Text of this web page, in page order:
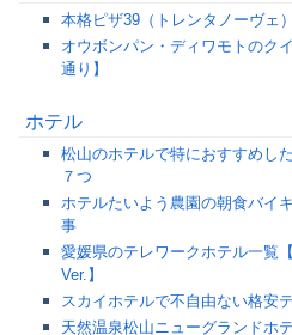
本格ピザ39（トレンタノーヴェ
オウボンパン・ディワモトのク
通り】
ホテル
松山のホテルで特におすすめし
７つ
ホテルたいよう農園の朝食バイ
事
愛媛県のテレワークホテル一覧
Ver.】
スカイホテルで不自由ない格安
天然温泉松山ニューグランドホ